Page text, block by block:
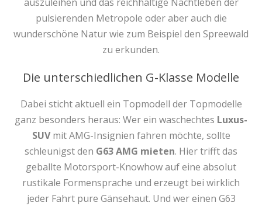
pulsierenden Metropole oder aber auch die
wunderschöne Natur wie zum Beispiel den Spreewald
zu erkunden.
Die unterschiedlichen G-Klasse Modelle
Dabei sticht aktuell ein Topmodell der Topmodelle
ganz besonders heraus: Wer ein waschechtes Luxus-
SUVmit AMG-Insignien fahren möchte, sollte
schleunigst den G63 AMG mieten. Hier trifft das
geballte Motorsport-Knowhow auf eine absolut
rustikale Formensprache und erzeugt bei wirklich
jeder Fahrt pure Gänsehaut. Und wer einen G63